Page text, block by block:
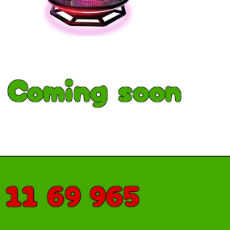
Coming soon
69 965